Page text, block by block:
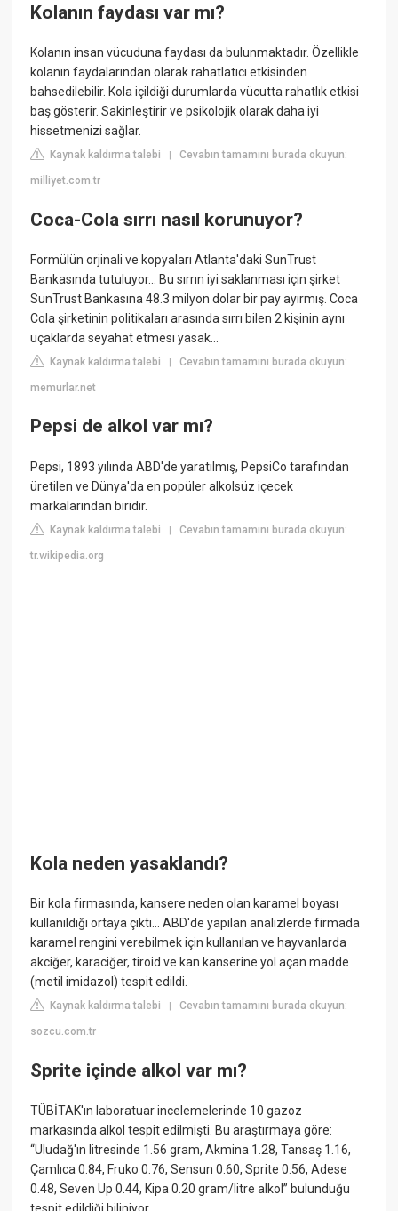
Kolanın faydası var mı?
Kolanın insan vücuduna faydası da bulunmaktadır. Özellikle
kolanın faydalarından olarak rahatlatıcı etkisinden
bahsedilebilir. Kola içildiği durumlarda vücutta rahatlık etkisi
baş gösterir. Sakinleştirir ve psikolojik olarak daha iyi
hissetmenizi sağlar.
Kaynak kaldırma talebi |Cevabın tamamını burada okuyun:
milliyet.com.tr
Coca-Cola sırrı nasıl korunuyor?
Formülün orjinali ve kopyaları Atlanta'daki SunTrust
Bankasında tutuluyor... Bu sırrın iyi saklanması için şirket
SunTrust Bankasına 48.3 milyon dolar bir pay ayırmış. Coca
Cola şirketinin politikaları arasında sırrı bilen 2 kişinin aynı
uçaklarda seyahat etmesi yasak...
Kaynak kaldırma talebi |Cevabın tamamını burada okuyun:
memurlar.net
Pepsi de alkol var mı?
Pepsi, 1893 yılında ABD'de yaratılmış, PepsiCo tarafından
üretilen ve Dünya'da en popüler alkolsüz içecek
markalarından biridir.
Kaynak kaldırma talebi |Cevabın tamamını burada okuyun:
tr.wikipedia.org
Kola neden yasaklandı?
Bir kola firmasında, kansere neden olan karamel boyası
kullanıldığı ortaya çıktı... ABD'de yapılan analizlerde firmada
karamel rengini verebilmek için kullanılan ve hayvanlarda
akciğer, karaciğer, tiroid ve kan kanserine yol açan madde
(metil imidazol) tespit edildi.
Kaynak kaldırma talebi |Cevabın tamamını burada okuyun:
sozcu.com.tr
Sprite içinde alkol var mı?
TÜBİTAK'ın laboratuar incelemelerinde 10 gazoz
markasında alkol tespit edilmişti. Bu araştırmaya göre:
“Uludağ'ın litresinde 1.56 gram, Akmina 1.28, Tansaş 1.16,
Çamlıca 0.84, Fruko 0.76, Sensun 0.60, Sprite 0.56, Adese
0.48, Seven Up 0.44, Kipa 0.20 gram/litre alkol” bulunduğu